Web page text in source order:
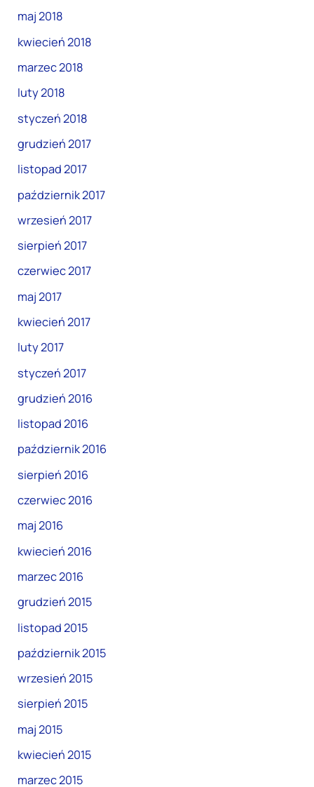
maj 2018
kwiecień 2018
marzec 2018
luty 2018
styczeń 2018
grudzień 2017
listopad 2017
październik 2017
wrzesień 2017
sierpień 2017
czerwiec 2017
maj 2017
kwiecień 2017
luty 2017
styczeń 2017
grudzień 2016
listopad 2016
październik 2016
sierpień 2016
czerwiec 2016
maj 2016
kwiecień 2016
marzec 2016
grudzień 2015
listopad 2015
październik 2015
wrzesień 2015
sierpień 2015
maj 2015
kwiecień 2015
marzec 2015